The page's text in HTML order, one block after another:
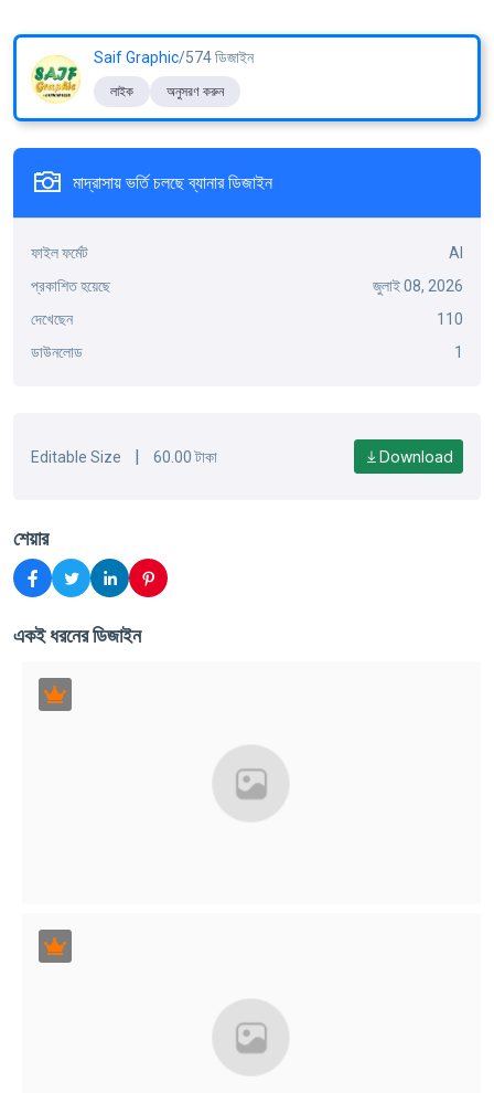
Saif Graphic/574 ডিজাইন
লাইক অনুসরণ করুন
মাদ্রাসায় ভর্তি চলছে ব্যানার ডিজাইন
ফাইল ফর্মেট
AI
প্রকাশিত হয়েছে
জুলাই 08, 2026
দেখেছেন
110
ডাউনলোড
1
Editable Size | 60.00 টাকা Download
শেয়ার
একই ধরনের ডিজাইন